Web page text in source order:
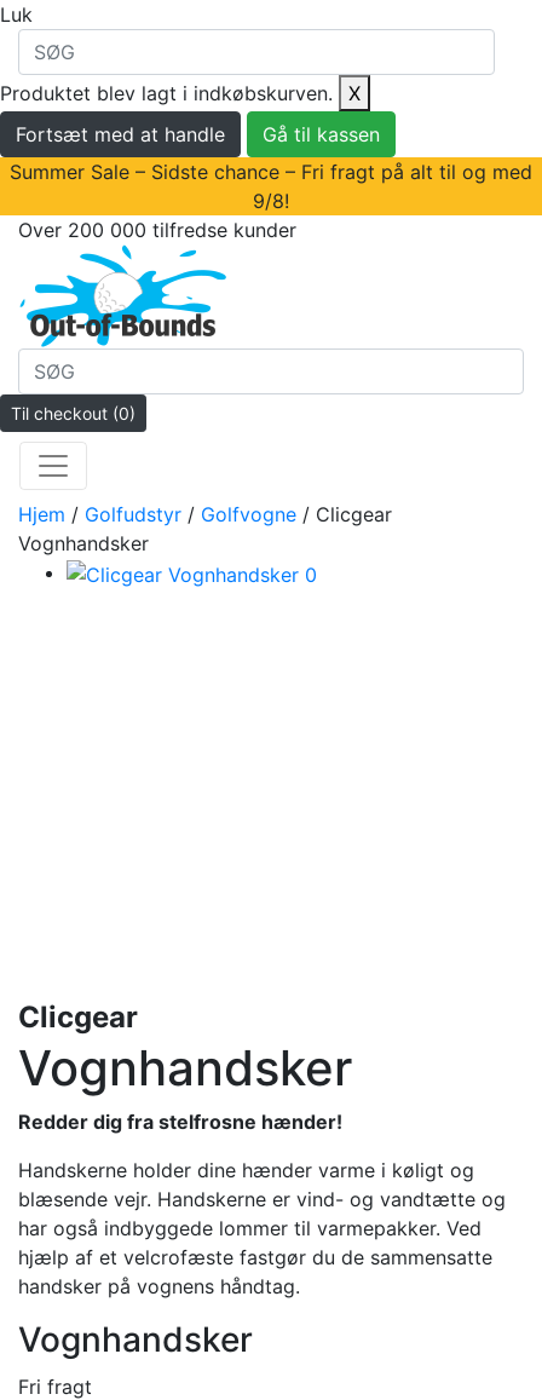
Luk
Produktet blev lagt i indkøbskurven.
X
Fortsæt med at handle
Gå til kassen
Summer Sale – Sidste chance – Fri fragt på alt til og med
9/8!
Over 200 000 tilfredse kunder
Til checkout (0)
Hjem / Golfudstyr / Golfvogne / Clicgear
Vognhandsker
Clicgear
Vognhandsker
Redder dig fra stelfrosne hænder!
Handskerne holder dine hænder varme i køligt og
blæsende vejr. Handskerne er vind- og vandtætte og
har også indbyggede lommer til varmepakker. Ved
hjælp af et velcrofæste fastgør du de sammensatte
handsker på vognens håndtag.
Vognhandsker
Fri fragt